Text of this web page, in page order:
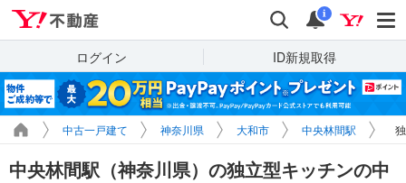
検索 通知
i
ログイン ID新規取得
中古一戸建て 神奈川県 大和市 中央林間駅
中央林間駅（神奈川県）の独立型キッチンの中